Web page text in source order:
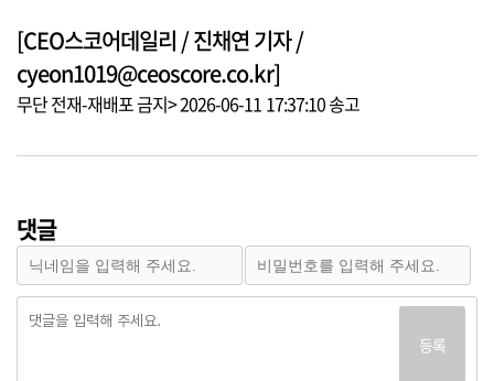
[CEO스코어데일리 / 진채연 기자 /
cyeon1019@ceoscore.co.kr]
무단 전재-재배포 금지> 2026-06-11 17:37:10 송고
댓글
등록